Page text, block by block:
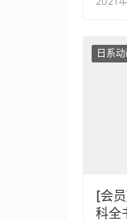
日系
[会
科全